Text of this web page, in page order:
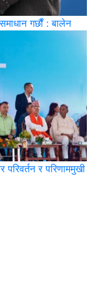
गर्छौं : बालेन
र परिणाममुखी